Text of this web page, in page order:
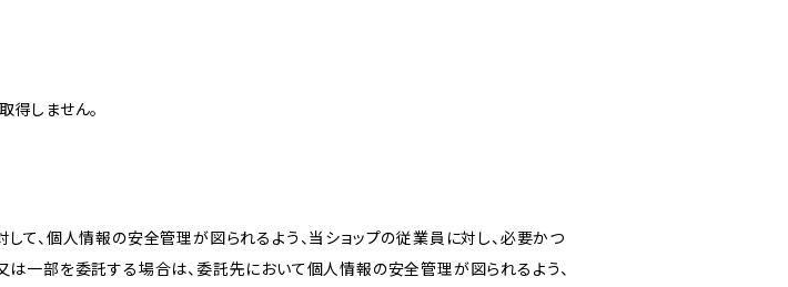
得しません。
て、個人情報の安全管理が図られるよう、当ショップの従業員に対し、必要かつ
は一部を委託する場合は、委託先において個人情報の安全管理が図られるよう、